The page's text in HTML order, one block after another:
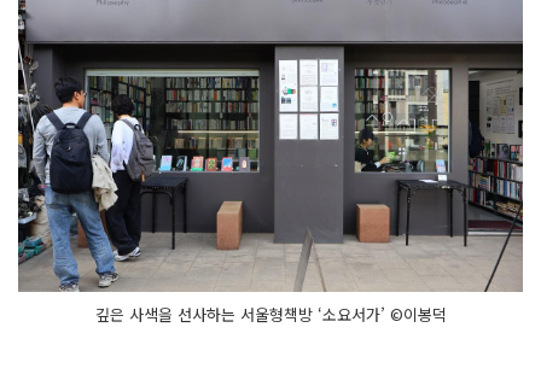
깊은 사색을 선사하는 서울형책방 ‘소요서가’ ©이봉덕